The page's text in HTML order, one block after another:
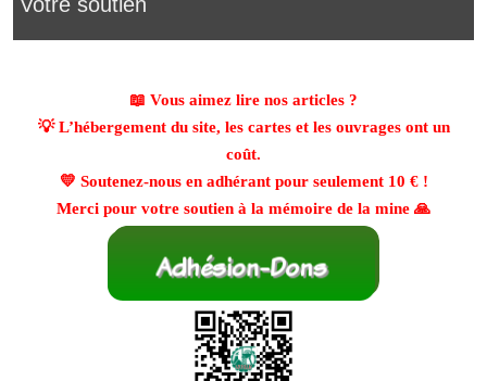
📖 Vous aimez lire nos articles ?
💡 L’hébergement du site, les cartes et les ouvrages ont un
coût.
💛 Soutenez-nous en adhérant pour seulement 10 €!
Merci pour votre soutien à la mémoire de la mine 🙏